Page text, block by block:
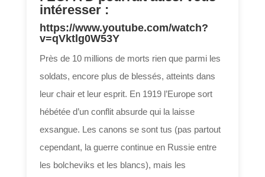
intéresser :
https://www.youtube.com/watch?
v=qVktlg0W53Y
Près de 10 millions de morts rien que parmi les
soldats, encore plus de blessés, atteints dans
leur chair et leur esprit. En 1919 l’Europe sort
hébétée d’un conflit absurde qui la laisse
exsangue. Les canons se sont tus (pas partout
cependant, la guerre continue en Russie entre
les bolcheviks et les blancs), mais les